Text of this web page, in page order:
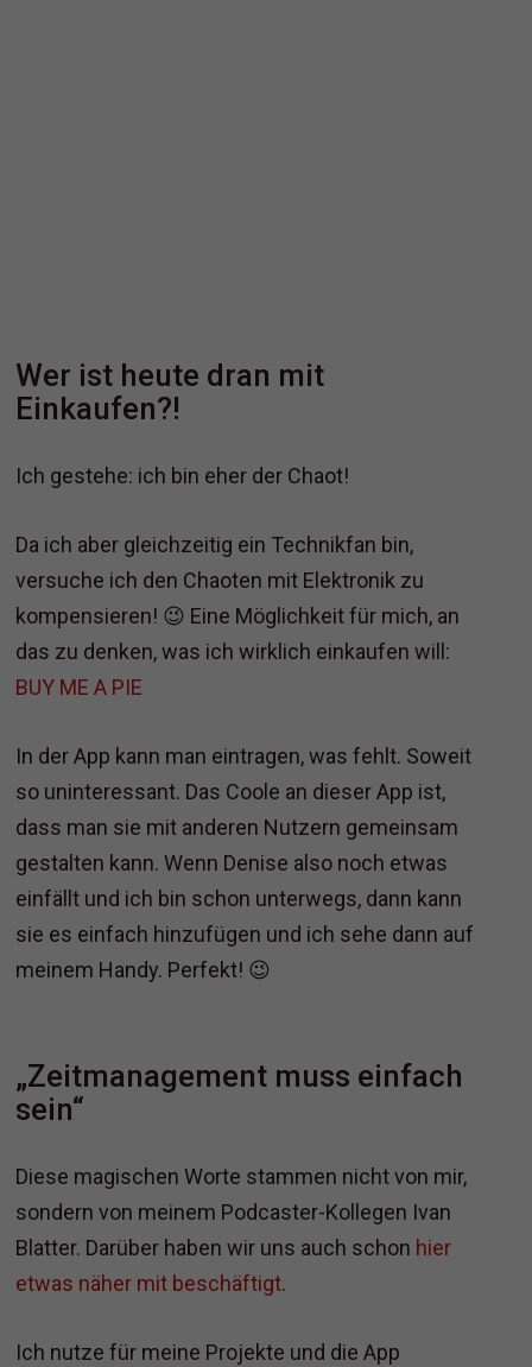
Wer ist heute dran mit
Einkaufen?!
Ich gestehe: ich bin eher der Chaot!
Da ich aber gleichzeitig ein Technikfan bin,
versuche ich den Chaoten mit Elektronik zu
kompensieren! 😉 Eine Möglichkeit für mich, an
das zu denken, was ich wirklich einkaufen will:
BUY ME A PIE
In der App kann man eintragen, was fehlt. Soweit
so uninteressant. Das Coole an dieser App ist,
dass man sie mit anderen Nutzern gemeinsam
gestalten kann. Wenn Denise also noch etwas
einfällt und ich bin schon unterwegs, dann kann
sie es einfach hinzufügen und ich sehe dann auf
meinem Handy. Perfekt! 😉
„Zeitmanagement muss einfach
sein“
Diese magischen Worte stammen nicht von mir,
sondern von meinem Podcaster-Kollegen Ivan
Blatter. Darüber haben wir uns auch schon hier
etwas näher mit beschäftigt.
Ich nutze für meine Projekte und die App